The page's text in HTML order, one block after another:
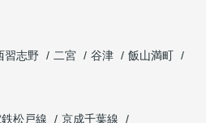
習志野 二宮 谷津
飯山満町
松戸線
京成千葉線